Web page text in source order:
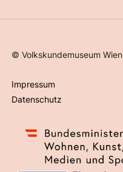
©Volkskundemuseum Wien
Impressum
Datenschutz